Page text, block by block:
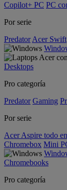
Copilot+ PC PC
Por serie
Predator Acer Swift
Desktops
Pro categoría
Predator Gaming
Por serie
Acer Aspire todo
Chromebox Mini
Chromebooks
Pro categoría